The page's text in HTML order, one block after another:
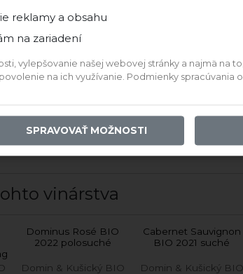
PRIDAŤ DO KOŠÍKA
vinárstva
Dominus Rosé BIO
2022 polosuché
Domin & Kušický BIO
Cabernet Sauvignon
BIO 2021 suché
Domin & Kušický BIO
reklamy a obsahu
na zariadení
vylepšovanie našej webovej stránky a najmä na
na ich využívanie. Podmienky spracúvania
SPRAVOVAŤ MOŽNOSTI